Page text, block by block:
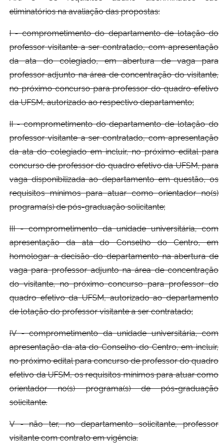
eliminatórios na avaliação das propostas:
I - comprometimento do departamento de lotação do
professor visitante a ser contratado, com apresentação
da ata do colegiado, em abertura de vaga para
professor adjunto na área de concentração do visitante,
no próximo concurso para professor do quadro efetivo
da UFSM, autorizado ao respectivo departamento;
II - comprometimento do departamento de lotação do
professor visitante a ser contratado, com apresentação
da ata do colegiado em incluir, no próximo edital para
concurso de professor do quadro efetivo da UFSM, para
vaga disponibilizada ao departamento em questão, os
requisitos mínimos para atuar como orientador no(s)
programa(s) de pós-graduação solicitante;
III - comprometimento da unidade universitária, com
apresentação da ata do Conselho do Centro, em
homologar a decisão do departamento na abertura de
vaga para professor adjunto na área de concentração
do visitante, no próximo concurso para professor do
quadro efetivo da UFSM, autorizado ao departamento
de lotação do professor visitante a ser contratado;
IV - comprometimento da unidade universitária, com
apresentação da ata do Conselho do Centro, em incluir,
no próximo edital para concurso de professor do quadro
efetivo da UFSM, os requisitos mínimos para atuar como
orientador no(s) programa(s) de pós-graduação
solicitante.
V - não ter, no departamento solicitante, professor
visitante com contrato em vigência.